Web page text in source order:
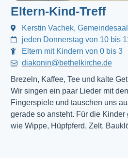
Eltern-Kind-Treff
Kerstin Vachek, Gemeindesaal
jeden Donnerstag von 10 bis
Eltern mit Kindern von 0 bis 3
diakonin@bethelkirche.de
Brezeln, Kaffee, Tee und kalte
Wir singen ein paar Lieder mit
Fingerspiele und tauschen uns
gerade so ansteht. Für die
wie Wippe, Hüpfpferd, Zelt,